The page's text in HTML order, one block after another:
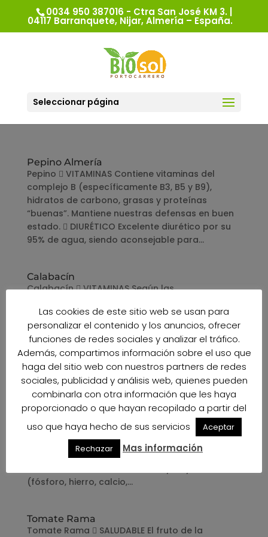
0034 950 387016 - Ctra San José KM 3. |
04117 Barranquete, Nijar, Almería – España.
Seleccionar página
Pepino Almería
Pepino  VITAMINAS Contiene vitaminas del
complejo B (específicamente B3, B5 y B9),
hidratos de carbono, grasas y proteínas
“buenas”. Mantiene nuestras defensas en buen
estado.  DIURÉTICO Excelente diurético por su
95% de agua, siendo aconsejable para...
Calabacín
Calabacín  VITAMINAS Según las
7mg, de vitamina C; esta misma cantidad
ofrece 0,35g, de vitamina B3 y de provitamina A.
 COMO PREPARARLO Para obtener todos los
beneficios del calabacín recomendamos
cocerlo al...
Tomate Pera
Tomate Pera  SALUDABLE El fruto de la
tomatera es un alimento muy saludable. Entre
las propiedades beneficiosas del tomate, está
el ayudar a controlar la presión arterial. 
(fósforo, hierro, calcio,...
Tomate Rama
Tomate Rama  SALUDABLE El fruto de la
Las cookies de este sitio web se usan para
personalizar el contenido y los anuncios, ofrecer
funciones de redes sociales y analizar el tráfico.
Además, compartimos información sobre el uso que
haga del sitio web con nuestros partners de redes
sociales, publicidad y análisis web, quienes pueden
combinarla con otra información que les haya
proporcionado o que hayan recopilado a partir del
uso que haya hecho de sus servicios
Aceptar
Rechazar
Mas información